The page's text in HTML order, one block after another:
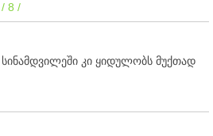
8 /
კი ყიდულობს მუქთად